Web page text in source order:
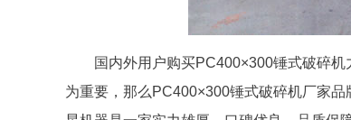
国内外用户购买PC400×300锤式破碎
为重要，那么PC400×300锤式破碎机厂家